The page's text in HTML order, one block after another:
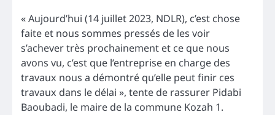
« Aujourd’hui (14 juillet 2023, NDLR), c’est chose
faite et nous sommes pressés de les voir
s’achever très prochainement et ce que nous
avons vu, c’est que l’entreprise en charge des
travaux nous a démontré qu’elle peut finir ces
travaux dans le délai », tente de rassurer Pidabi
Baoubadi, le maire de la commune Kozah 1.